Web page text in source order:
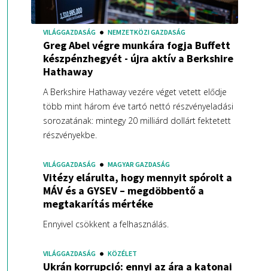
VILÁGGAZDASÁG NEMZETKÖZI GAZDASÁG
Greg Abel végre munkára fogja Buffett
készpénzhegyét - újra aktív a Berkshire
Hathaway
A Berkshire Hathaway vezére véget vetett elődje
több mint három éve tartó nettó részvényeladási
sorozatának: mintegy 20 milliárd dollárt fektetett
részvényekbe.
VILÁGGAZDASÁG MAGYAR GAZDASÁG
Vitézy elárulta, hogy mennyit spórolt a
MÁV és a GYSEV – megdöbbentő a
megtakarítás mértéke
Ennyivel csökkent a felhasználás.
VILÁGGAZDASÁG KÖZÉLET
Ukrán korrupció: ennyi az ára a katonai